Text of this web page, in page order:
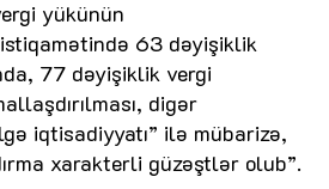
yükünün
istiqamətində 63 dəyişiklik
77 dəyişiklik vergi
digər
iqtisadiyyatı” ilə mübarizə,
xarakterli güzəştlər olub”.